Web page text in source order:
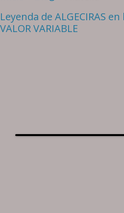
Leyenda de ALGECIRAS en
VALOR VARIABLE